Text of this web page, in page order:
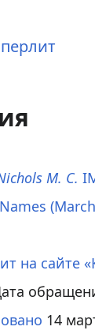
M. C.
на сайте
14